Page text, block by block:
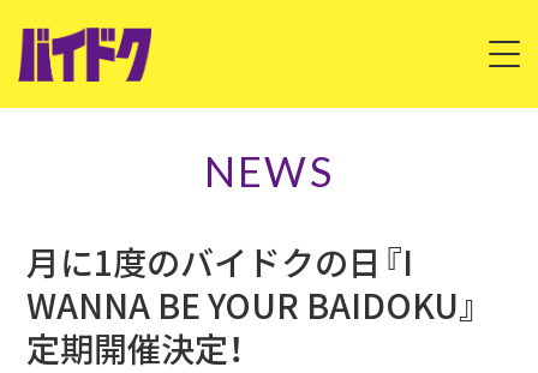
LIVE
DISCOGRAPHY
NEWS
月に1度のバイドクの日『I
WANNA BE YOUR BAIDOKU』
定期開催決定！